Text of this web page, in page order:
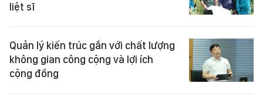
liệt sĩ
Quản lý kiến trúc gắn với chất lượng
không gian công cộng và lợi ích
cộng đồng